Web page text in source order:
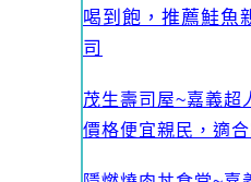
喝到飽，推薦鮭魚
司
茂生壽司屋~嘉義超
價格便宜親民，適